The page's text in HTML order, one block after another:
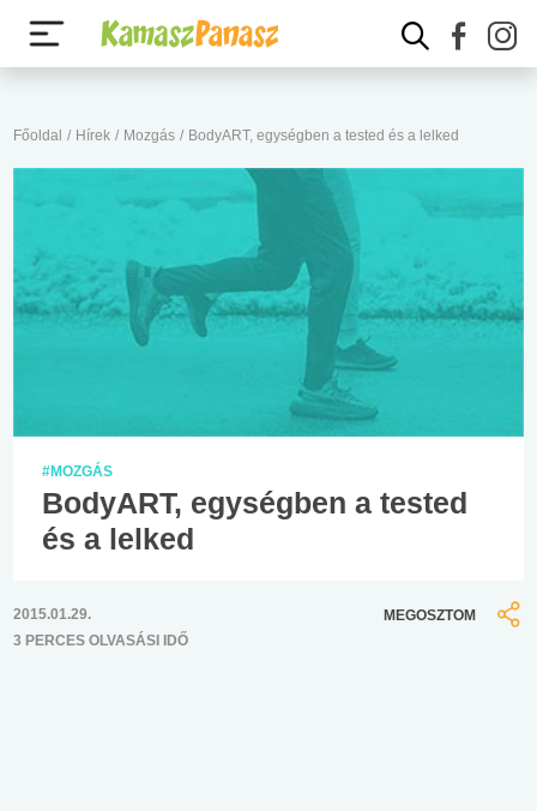
Főoldal / Hírek / Mozgás / BodyART, egységben a tested és a lelked
#MOZGÁS
BodyART, egységben a tested
és a lelked
2015.01.29.
3 PERCES OLVASÁSI IDŐ
MEGOSZTOM